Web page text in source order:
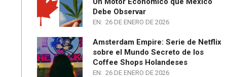
Debe Observar
EN: 26 DE ENERO DE 2026
Amsterdam Empire: Serie de Netflix
sobre el Mundo Secreto de los
Coffee Shops Holandeses
EN: 26 DE ENERO DE 2026